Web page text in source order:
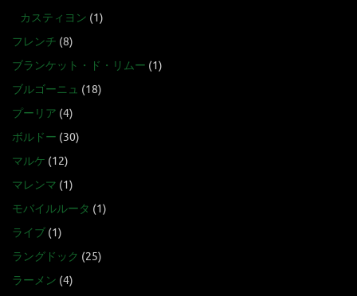
カスティヨン (1)
フレンチ (8)
ブランケット・ド・リムー (1)
ブルゴーニュ (18)
プーリア (4)
ボルドー (30)
マルケ (12)
マレンマ (1)
モバイルルータ (1)
ライブ (1)
ラングドック (25)
ラーメン (4)